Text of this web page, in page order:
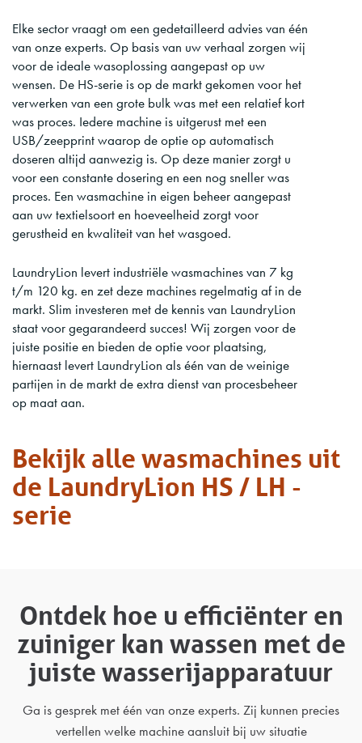
Elke sector vraagt om een gedetailleerd advies van één
van onze experts. Op basis van uw verhaal zorgen wij
voor de ideale wasoplossing aangepast op uw
wensen. De HS-serie is op de markt gekomen voor het
verwerken van een grote bulk was met een relatief kort
was proces. Iedere machine is uitgerust met een
USB/zeepprint waarop de optie op automatisch
doseren altijd aanwezig is. Op deze manier zorgt u
voor een constante dosering en een nog sneller was
proces. Een wasmachine in eigen beheer aangepast
aan uw textielsoort en hoeveelheid zorgt voor
gerustheid en kwaliteit van het wasgoed.
LaundryLion levert industriële wasmachines van 7 kg
t/m 120 kg. en zet deze machines regelmatig af in de
markt. Slim investeren met de kennis van LaundryLion
staat voor gegarandeerd succes! Wij zorgen voor de
juiste positie en bieden de optie voor plaatsing,
hiernaast levert LaundryLion als één van de weinige
partijen in de markt de extra dienst van procesbeheer
op maat aan.
Bekijk alle wasmachines uit
de LaundryLion HS / LH -
serie
Ontdek hoe u efficiënter en
zuiniger kan wassen met de
juiste wasserijapparatuur
Ga is gesprek met één van onze experts. Zij kunnen precies
vertellen welke machine aansluit bij uw situatie